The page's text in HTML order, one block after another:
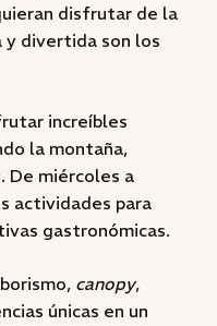
disfrutar de la
y divertida son los
increíbles
la montaña,
De miércoles a
actividades para
gastronómicas.
canopy,
únicas en un